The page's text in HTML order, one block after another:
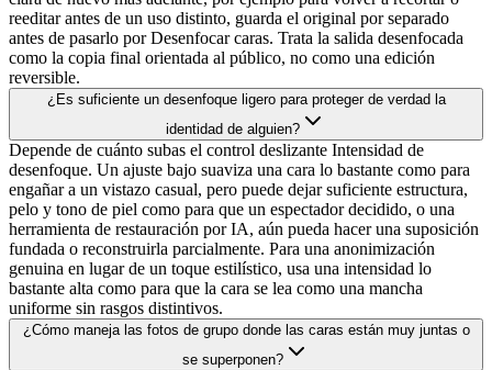
reeditar antes de un uso distinto, guarda el original por separado
antes de pasarlo por Desenfocar caras. Trata la salida desenfocada
como la copia final orientada al público, no como una edición
reversible.
¿Es suficiente un desenfoque ligero para proteger de verdad la
identidad de alguien?
Depende de cuánto subas el control deslizante Intensidad de
desenfoque. Un ajuste bajo suaviza una cara lo bastante como para
engañar a un vistazo casual, pero puede dejar suficiente estructura,
pelo y tono de piel como para que un espectador decidido, o una
herramienta de restauración por IA, aún pueda hacer una suposición
fundada o reconstruirla parcialmente. Para una anonimización
genuina en lugar de un toque estilístico, usa una intensidad lo
bastante alta como para que la cara se lea como una mancha
uniforme sin rasgos distintivos.
¿Cómo maneja las fotos de grupo donde las caras están muy juntas o
se superponen?